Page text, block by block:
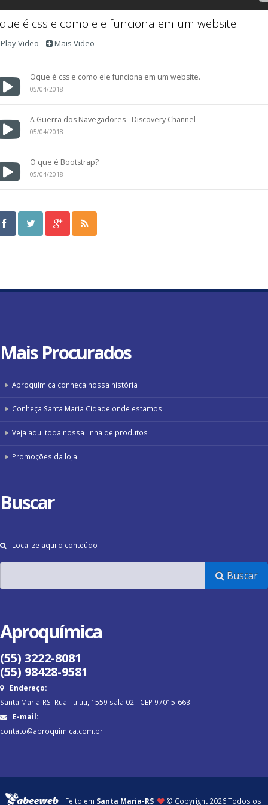
é css e como ele funciona em um website.
Video Mais Video
Oque é css e como ele funciona em um website.
05/04/2018
A Guerra dos Navegadores - Discovery Channel
05/04/2018
O que é Bootstrap?
05/04/2018
MaisProcurados
Aproquímica conheça nossa história
Conheça Santa Maria Cidade onde estamos
Veja aqui toda nossa linha de produtos
Promoções da loja
Buscar
Localize aqui o conteúdo
Buscar
Aproquímica
(55) 3222-8081
(55) 98428-9581
Endereço:
Santa Maria-RS Rua Tuiuti, 1559 sala 02 - CEP 97015-663
E-mail:
contato@aproquimica.com.br
Feito em Santa Maria-RS © Copyright 2026 Todos os